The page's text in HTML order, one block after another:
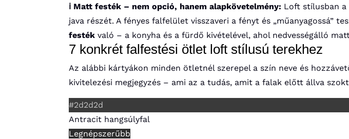
ℹ️ Matt festék – nem opció, hanem alapkövetelmény: Loft stílusban a
java részét. A fényes falfelület visszaveri a fényt és „műanyagossá”
festék való – a konyha és a fürdő kivételével, ahol nedvességálló
7 konkrét falfestési ötlet loft stílusú terekhez
Az alábbi kártyákon minden ötletnél szerepel a szín neve és
kivitelezési megjegyzés – ami az a tudás, amit a falak előtt állva
#2d2d2d
Antracit hangsúlyfal
Legnépszerűbb